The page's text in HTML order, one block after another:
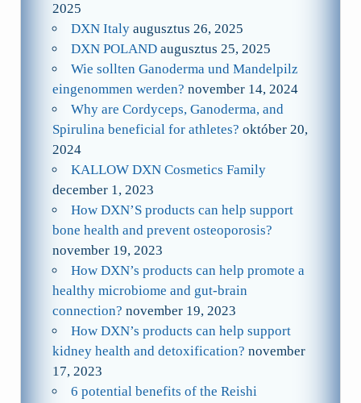
2025
DXN Italy augusztus 26, 2025
DXN POLAND augusztus 25, 2025
Wie sollten Ganoderma und Mandelpilz
eingenommen werden? november 14, 2024
Why are Cordyceps, Ganoderma, and
Spirulina beneficial for athletes? október 20,
2024
KALLOW DXN Cosmetics Family
december 1, 2023
How DXN’S products can help support
bone health and prevent osteoporosis?
november 19, 2023
How DXN’s products can help promote a
healthy microbiome and gut-brain
connection? november 19, 2023
How DXN’s products can help support
kidney health and detoxification? november
17, 2023
6 potential benefits of the Reishi